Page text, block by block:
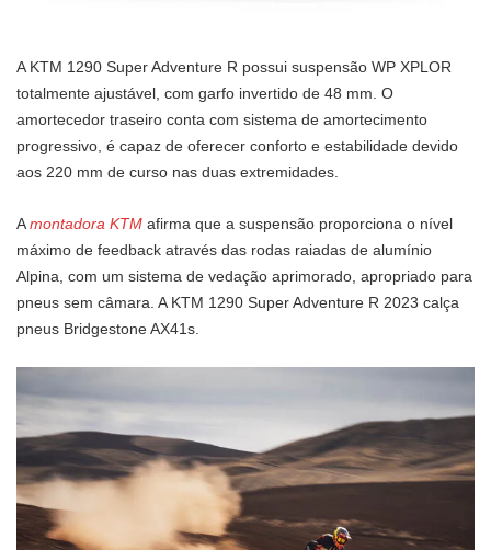
A KTM 1290 Super Adventure R possui suspensão WP XPLOR
totalmente ajustável, com garfo invertido de 48 mm. O
amortecedor traseiro conta com sistema de amortecimento
progressivo, é capaz de oferecer conforto e estabilidade devido
aos 220 mm de curso nas duas extremidades.
Amontadora KTM afirma que a suspensão proporciona o nível
máximo de feedback através das rodas raiadas de alumínio
Alpina, com um sistema de vedação aprimorado, apropriado para
pneus sem câmara. A KTM 1290 Super Adventure R 2023 calça
pneus Bridgestone AX41s.